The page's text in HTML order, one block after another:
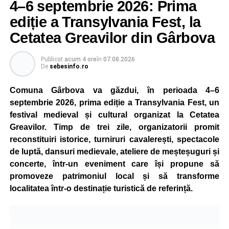
4–6 septembrie 2026: Prima
ediție a Transylvania Fest, la
Cetatea Greavilor din Gârbova
Publicat acum 4 oreîn 07.08.2026
De sebesinfo.ro
Comuna Gârbova va găzdui, în perioada 4–6
septembrie 2026, prima ediție a Transylvania Fest, un
festival medieval și cultural organizat la Cetatea
Greavilor. Timp de trei zile, organizatorii promit
reconstituiri istorice, turniruri cavalerești, spectacole
de luptă, dansuri medievale, ateliere de meșteșuguri și
concerte, într-un eveniment care își propune să
promoveze patrimoniul local și să transforme
localitatea într-o destinație turistică de referință.